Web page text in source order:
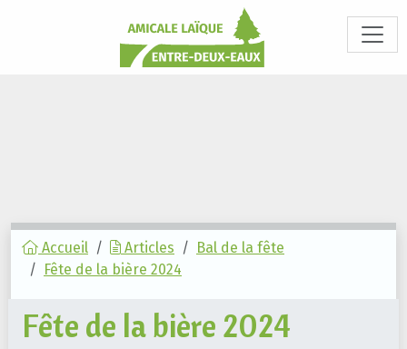
Accueil Articles
Bal de la fête
Fête de la bière 2024
Fête de la bière 2024